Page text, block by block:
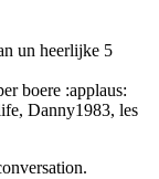
un heerlijke 5
boere :applaus:
, Danny1983, les